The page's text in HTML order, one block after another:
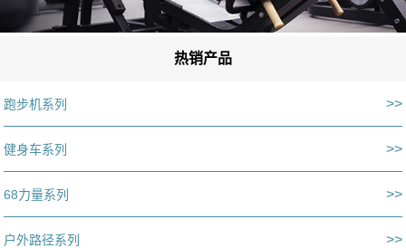
热销产品
跑步机系列 >>
健身车系列 >>
68力量系列 >>
户外路径系列 >>